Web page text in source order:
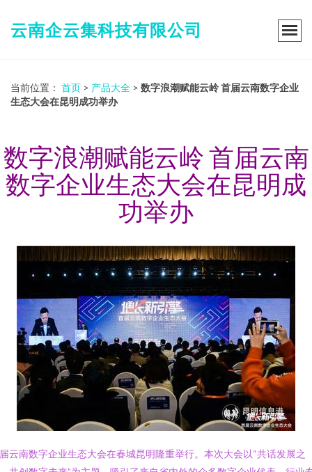
云南企云集科技有限公司
当前位置： 首页 > 产品大全 > 数字浪潮赋能云岭 首届云南数字企业
生态大会在昆明成功举办
数字浪潮赋能云岭 首届云南
数字企业生态大会在昆明成
功举办
云南数字企业生态大会在春城昆明隆重举行。本次大会以“共话发展之